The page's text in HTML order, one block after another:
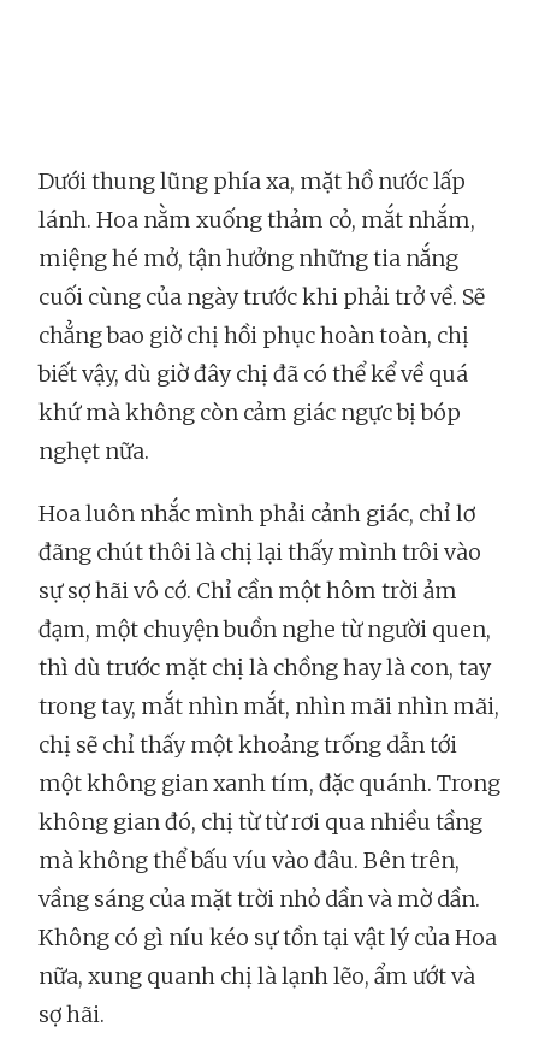
Dưới thung lũng phía xa, mặt hồ nước lấp
lánh. Hoa nằm xuống thảm cỏ, mắt nhắm,
miệng hé mở, tận hưởng những tia nắng
cuối cùng của ngày trước khi phải trở về. Sẽ
chẳng bao giờ chị hồi phục hoàn toàn, chị
biết vậy, dù giờ đây chị đã có thể kể về quá
khứ mà không còn cảm giác ngực bị bóp
nghẹt nữa.
Hoa luôn nhắc mình phải cảnh giác, chỉ lơ
đãng chút thôi là chị lại thấy mình trôi vào
sự sợ hãi vô cớ. Chỉ cần một hôm trời ảm
đạm, một chuyện buồn nghe từ người quen,
thì dù trước mặt chị là chồng hay là con, tay
trong tay, mắt nhìn mắt, nhìn mãi nhìn mãi,
chị sẽ chỉ thấy một khoảng trống dẫn tới
một không gian xanh tím, đặc quánh. Trong
không gian đó, chị từ từ rơi qua nhiều tầng
mà không thể bấu víu vào đâu. Bên trên,
vầng sáng của mặt trời nhỏ dần và mờ dần.
Không có gì níu kéo sự tồn tại vật lý của Hoa
nữa, xung quanh chị là lạnh lẽo, ẩm ướt và
sợ hãi.